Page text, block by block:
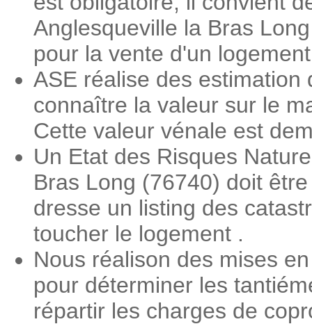
Anglesqueville la Bras
pour la vente d'un
ASE réalise des
connaître la valeur sur le
Cette valeur vénale est
Un Etat des Risques
Bras Long (76740) doit
dresse un listing des
toucher le logement .
Nous réalison des mises
pour déterminer les
répartir les charges de